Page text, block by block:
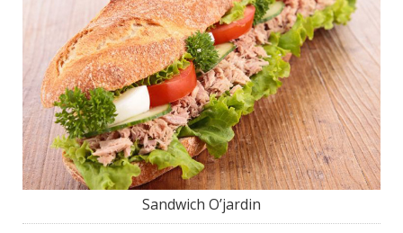
Sandwich O’jardin